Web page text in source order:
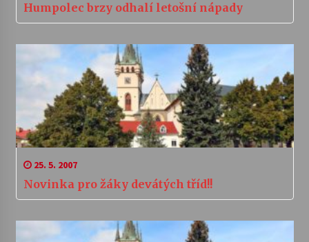
Humpolec brzy odhalí letošní nápady
25. 5. 2007
Novinka pro žáky devátých tříd!!